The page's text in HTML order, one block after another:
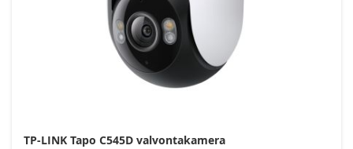
TP-LINK Tapo C545D valvontakamera